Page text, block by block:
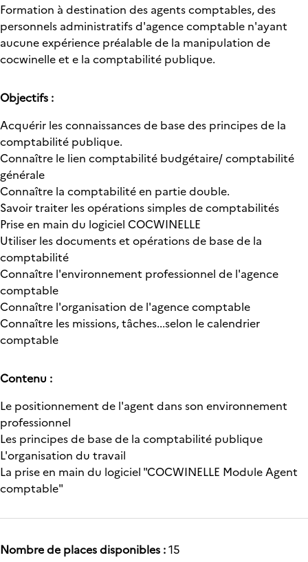
Formation à destination des agents comptables, des
personnels administratifs d'agence comptable n'ayant
aucune expérience préalable de la manipulation de
cocwinelle et e la comptabilité publique.
Objectifs :
Acquérir les connaissances de base des principes de la
comptabilité publique.
Connaître le lien comptabilité budgétaire/ comptabilité
générale
Connaître la comptabilité en partie double.
Savoir traiter les opérations simples de comptabilités
Prise en main du logiciel COCWINELLE
Utiliser les documents et opérations de base de la
comptabilité
Connaître l'environnement professionnel de l'agence
comptable
Connaître l'organisation de l'agence comptable
Connaître les missions, tâches...selon le calendrier
comptable
Contenu :
Le positionnement de l'agent dans son environnement
professionnel
Les principes de base de la comptabilité publique
L'organisation du travail
La prise en main du logiciel "COCWINELLE Module Agent
comptable"
Nombre de places disponibles :15